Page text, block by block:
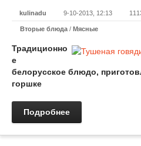
kulinadu 9-10-2013, 12:13
Вторые блюда / Мясные
Традиционно
е
белорусское блюдо,
горшке
Подробнее